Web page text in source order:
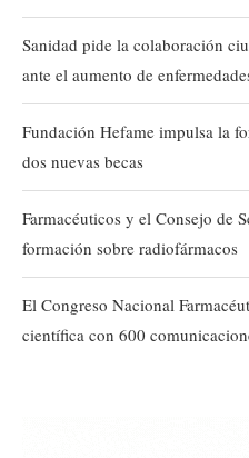
Sanidad pide la colaboración
ante el aumento de
Fundación Hefame impulsa la
dos nuevas becas
Farmacéuticos y el Consejo de
formación sobre radiofármacos
El Congreso Nacional
científica con 600